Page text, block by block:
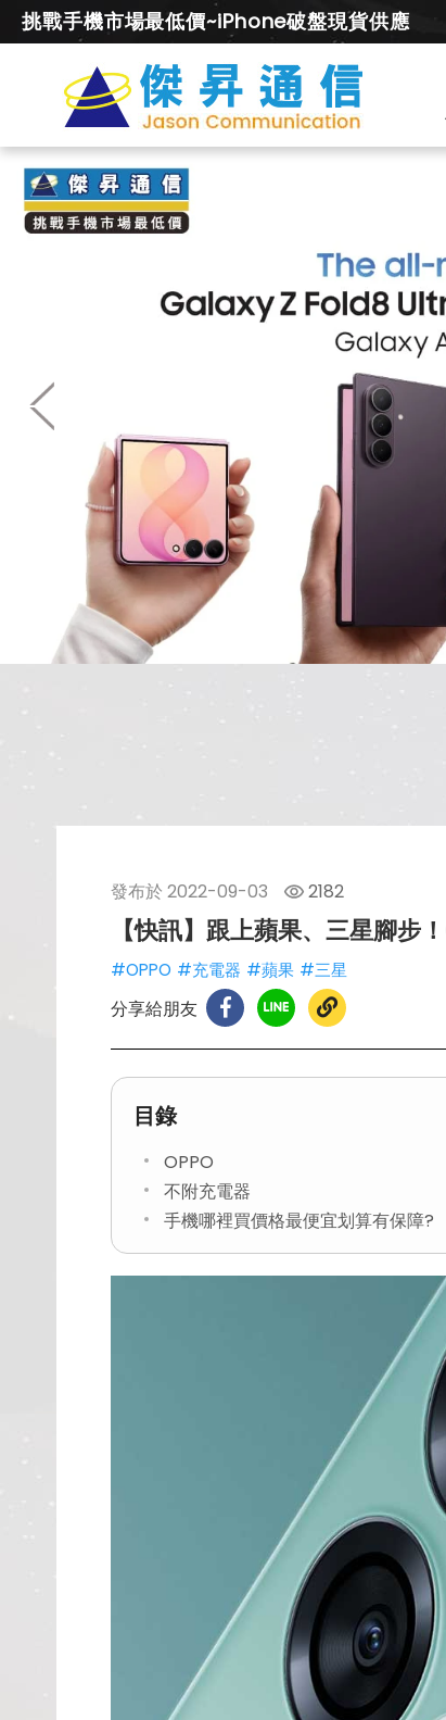
挑戰手機市場最低價~iPhone破盤現貨供應
發布於 2022-09-03 2182
【快訊】跟上蘋果、三星腳步
#OPPO #充電器 #蘋果 #三星
分享給朋友
目錄
OPPO
不附充電器
手機哪裡買價格最便宜划算有保障?